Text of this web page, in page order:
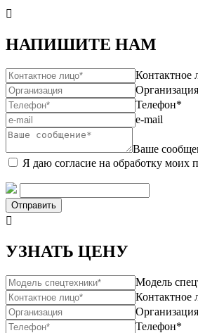

НАПИШИТЕ НАМ
Контактное
Организация
Телефон*
e-mail
Ваше
Я даю согласие на обработку моих
Отправить

УЗНАТЬ ЦЕНУ
Модель
Контактное
Организация
Телефон*